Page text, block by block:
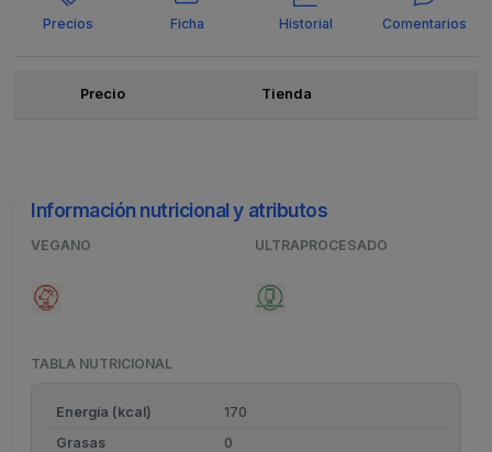
Precios Ficha Historial Comentarios
OfertasPrecio Tienda
Información nutricional y atributos
VEGANO ULTRAPROCESADO
TABLA NUTRICIONAL
Energía (kcal)
170
Grasas
0